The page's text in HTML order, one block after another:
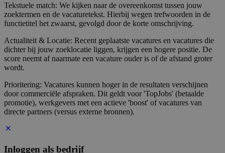
Tekstuele match: We kijken naar de overeenkomst tussen jouw
zoektermen en de vacaturetekst. Hierbij wegen trefwoorden in de
functietitel het zwaarst, gevolgd door de korte omschrijving.
Actualiteit & Locatie: Recent geplaatste vacatures en vacatures die
dichter bij jouw zoeklocatie liggen, krijgen een hogere positie. De
score neemt af naarmate een vacature ouder is of de afstand groter
wordt.
Prioritering: Vacatures kunnen hoger in de resultaten verschijnen
door commerciële afspraken. Dit geldt voor 'TopJobs' (betaalde
promotie), werkgevers met een actieve 'boost' of vacatures van
directe partners (versus externe bronnen).
Inloggen als bedrijf